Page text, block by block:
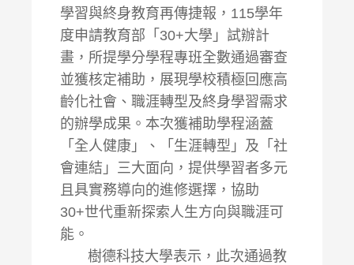
學習與終身教育再傳捷報，115學年
度申請教育部「30+大學」試辦計
畫，所提學分學程專班全數通過審查
並獲核定補助，展現學校積極回應高
齡化社會、職涯轉型及終身學習需求
的辦學成果。本次獲補助學程涵蓋
「全人健康」、「生涯轉型」及「社
會連結」三大面向，提供學習者多元
且具實務導向的進修選擇，協助
30+世代重新探索人生方向與職涯可
能。
樹德科技大學表示，此次通過教